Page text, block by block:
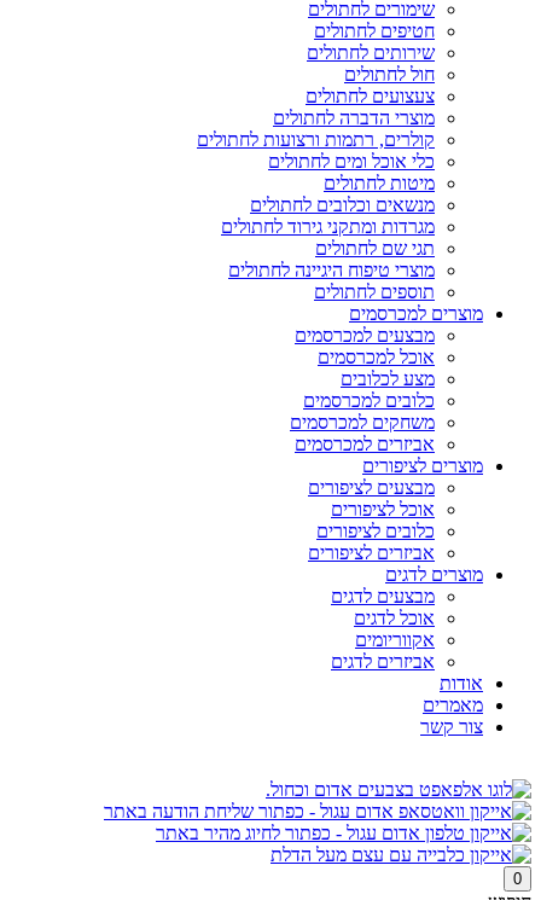
שימורים לחתולים
חטיפים לחתולים
שירותים לחתולים
חול לחתולים
צעצועים לחתולים
מוצרי הדברה לחתולים
קולרים, רתמות ורצועות לחתולים
כלי אוכל ומים לחתולים
מיטות לחתולים
מנשאים וכלובים לחתולים
מגרדות ומתקני גירוד לחתולים
תגי שם לחתולים
מוצרי טיפוח היגיינה לחתולים
תוספים לחתולים
מוצרים למכרסמים
מבצעים למכרסמים
אוכל למכרסמים
מצע לכלובים
כלובים למכרסמים
משחקים למכרסמים
אביזרים למכרסמים
מוצרים לציפורים
מבצעים לציפורים
אוכל לציפורים
כלובים לציפורים
אביזרים לציפורים
מוצרים לדגים
מבצעים לדגים
אוכל לדגים
אקווריומים
אביזרים לדגים
אודות
מאמרים
צור קשר
0